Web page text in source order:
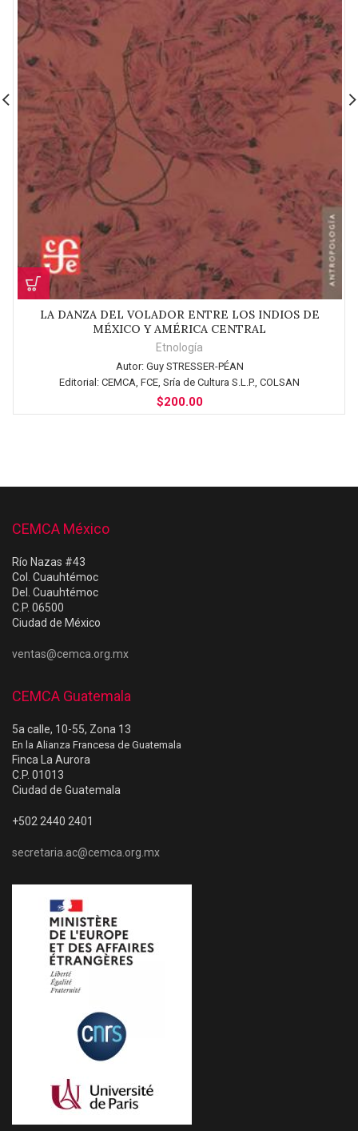
LA DANZA DEL VOLADOR ENTRE LOS INDIOS DE
MÉXICO Y AMÉRICA CENTRAL
Etnología
Autor:Guy STRESSER-PÉAN
Editorial: CEMCA, FCE, Sría de Cultura S.L.P., COLSAN
$200.00
CEMCA México
Río Nazas #43
Col. Cuauhtémoc
Del. Cuauhtémoc
C.P. 06500
Ciudad de México
ventas@cemca.org.mx
CEMCA Guatemala
5a calle, 10-55, Zona 13
En la Alianza Francesa de Guatemala
Finca La Aurora
C.P. 01013
Ciudad de Guatemala
+502 2440 2401
secretaria.ac@cemca.org.mx